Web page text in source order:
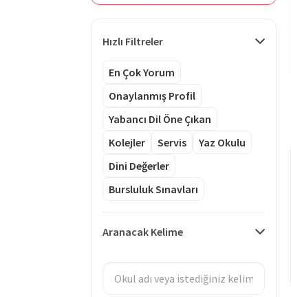
Hızlı Filtreler
En Çok Yorum
Onaylanmış Profil
Yabancı Dil Öne Çıkan
Kolejler
Servis
Yaz Okulu
Dini Değerler
Bursluluk Sınavları
Aranacak Kelime